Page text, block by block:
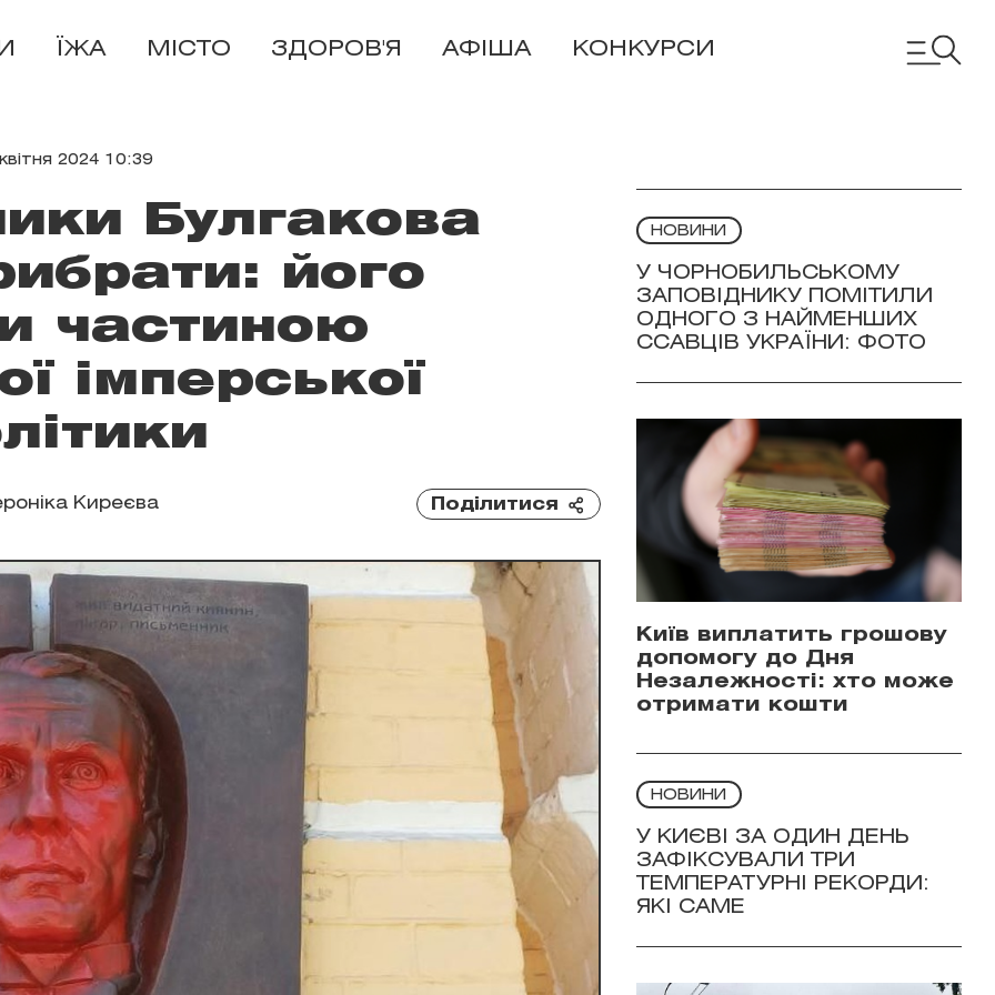
ЇЖА МІСТО ЗДОРОВ'Я АФІША КОНКУРСИ
2024 10:39
Булгакова
його
частиною
імперської
Киреєва Поділитися
НОВИНИ
У ЧОРНОБИЛЬСЬКОМУ
ЗАПОВІДНИКУ ПОМІТИЛИ
ОДНОГО З НАЙМЕНШИХ
ССАВЦІВ УКРАЇНИ: ФОТО
Київ виплатить грошову
допомогу до Дня
Незалежності: хто може
отримати кошти
НОВИНИ
У КИЄВІ ЗА ОДИН ДЕНЬ
ЗАФІКСУВАЛИ ТРИ
ТЕМПЕРАТУРНІ РЕКОРДИ:
ЯКІ САМЕ